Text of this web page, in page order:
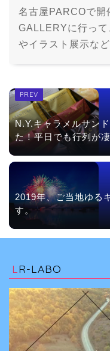
名古屋PARCOで開
GALLERYに行っ
やイラスト展示など
N.Y.キャラメルサン
た！平日でも行列が
2019年、ご当地ゆる
す。
LR-LABO